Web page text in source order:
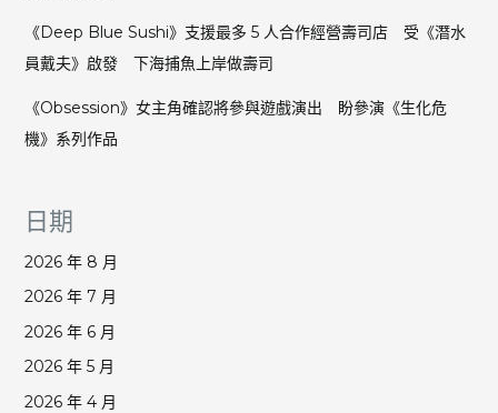
《Deep Blue Sushi》支援最多 5 人合作經營壽司店 受《潛水
員戴夫》啟發 下海捕魚上岸做壽司
《Obsession》女主角確認將參與遊戲演出 盼參演《生化危
機》系列作品
日期
2026 年 8 月
2026 年 7 月
2026 年 6 月
2026 年 5 月
2026 年 4 月